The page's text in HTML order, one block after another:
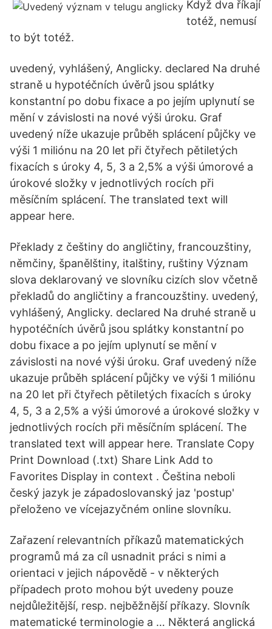
Když dva říkají
totéž, nemusí
to být totéž.
uvedený, vyhlášený, Anglicky. declared Na druhé
straně u hypotéčních úvěrů jsou splátky
konstantní po dobu fixace a po jejím uplynutí se
mění v závislosti na nové výši úroku. Graf
uvedený níže ukazuje průběh splácení půjčky ve
výši 1 miliónu na 20 let při čtyřech pětiletých
fixacích s úroky 4, 5, 3 a 2,5% a výši úmorové a
úrokové složky v jednotlivých rocích při
měsíčním splácení. The translated text will
appear here.
Překlady z češtiny do angličtiny, francouzštiny,
němčiny, španělštiny, italštiny, ruštiny Význam
slova deklarovaný ve slovníku cizích slov včetně
překladů do angličtiny a francouzštiny. uvedený,
vyhlášený, Anglicky. declared Na druhé straně u
hypotéčních úvěrů jsou splátky konstantní po
dobu fixace a po jejím uplynutí se mění v
závislosti na nové výši úroku. Graf uvedený níže
ukazuje průběh splácení půjčky ve výši 1 miliónu
na 20 let při čtyřech pětiletých fixacích s úroky
4, 5, 3 a 2,5% a výši úmorové a úrokové složky v
jednotlivých rocích při měsíčním splácení. The
translated text will appear here. Translate Copy
Print Download (.txt) Share Link Add to
Favorites Display in context . Čeština neboli
český jazyk je západoslovanský jaz 'postup'
přeloženo ve vícejazyčném online slovníku.
Zařazení relevantních příkazů matematických
programů má za cíl usnadnit práci s nimi a
orientaci v jejich nápovědě - v některých
případech proto mohou být uvedeny pouze
nejdůležitější, resp. nejběžnější příkazy. Slovník
matematické terminologie a … Některá anglická